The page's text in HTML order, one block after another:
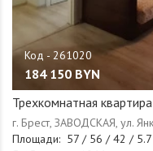
184 150 BYN
Трехкомнатная квартира